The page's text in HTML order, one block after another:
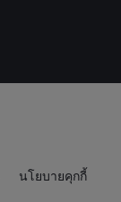
นโยบายคุกกี้